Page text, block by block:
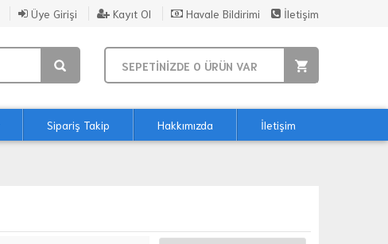
Üye Girişi Kayıt Ol Havale Bildirimi İletişim
SEPETİNİZDE 0 ÜRÜN VAR
Sipariş Takip Hakkımızda İletişim